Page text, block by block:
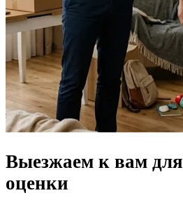
Выезжаем к вам для
оценки